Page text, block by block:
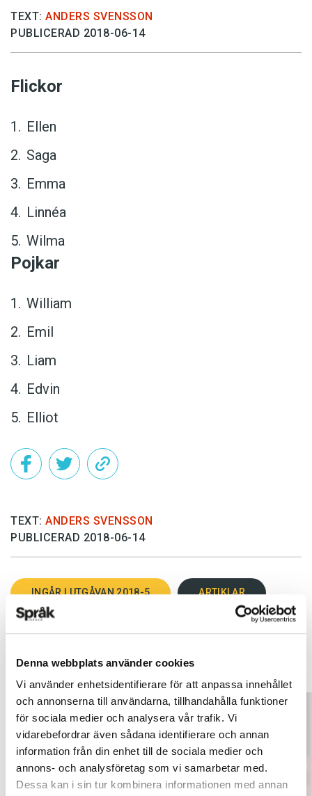
Denna webbplats använder cookies
Vi använder enhetsidentifierare för att anpassa innehållet
och annonserna till användarna, tillhandahålla funktioner
för sociala medier och analysera vår trafik. Vi
vidarebefordrar även sådana identifierare och annan
information från din enhet till de sociala medier och
annons- och analysföretag som vi samarbetar med.
Dessa kan i sin tur kombinera informationen med annan
TEXT: ANDERS SVENSSON
PUBLICERAD 2018-06-14
Flickor
Ellen
Saga
Emma
Linnéa
Wilma
Pojkar
William
Emil
Liam
Edvin
Elliot
TEXT: ANDERS SVENSSON
PUBLICERAD 2018-06-14
INGÅR I UTGÅVAN 2018-5 ARTIKLAR